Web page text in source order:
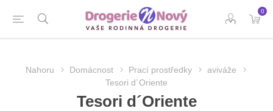
0
Nahoru Domácnost Prací prostředky
aviváže
Tesori d´Oriente
Tesori d´Oriente